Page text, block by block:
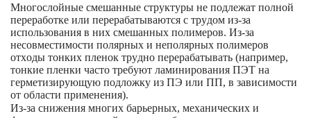
Многослойные смешанные структуры не подлежат полной
переработке или перерабатываются с трудом из-за
использования в них смешанных полимеров. Из-за
несовместимости полярных и неполярных полимеров
отходы тонких пленок трудно перерабатывать (например,
тонкие пленки часто требуют ламинирования ПЭТ на
герметизирующую подложку из ПЭ или ПП, в зависимости
от области применения).
Из-за снижения многих барьерных, механических и